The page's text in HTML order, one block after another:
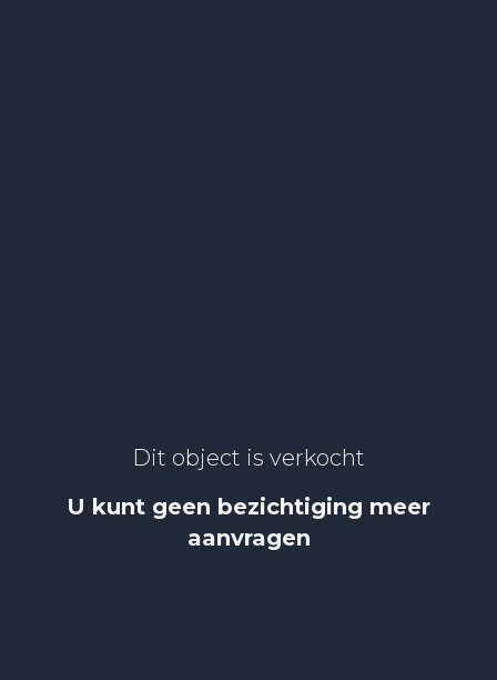
Dit object is verkocht
U kunt geen bezichtiging meer
aanvragen